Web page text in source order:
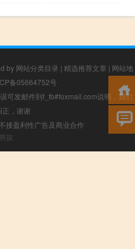
by 网站分类目录 | 精选推荐文章 | 网站地
备05664752号
可发邮件到f_fb#foxmail.com说明，我们
正，谢谢
接盈利性广告及商业合作
孩